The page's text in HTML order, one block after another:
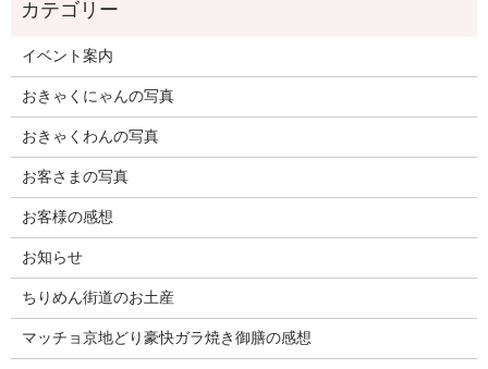
イベント案内
おきゃくにゃんの写真
おきゃくわんの写真
お客さまの写真
お客様の感想
お知らせ
ちりめん街道のお土産
マッチョ京地どり豪快ガラ焼き御膳の感想